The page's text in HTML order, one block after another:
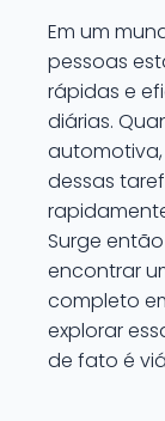
Em um
pessoas
rápidas e
diárias.
dessas
Surge
encontrar
completo
explorar
de fato é